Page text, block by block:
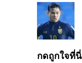
กดถูกใจที่นี่